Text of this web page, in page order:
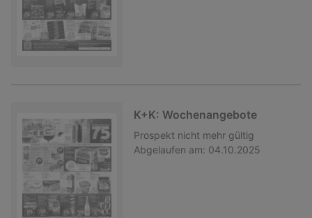
K+K: Wochenangebote
Prospekt nicht mehr gültig
Abgelaufen am: 04.10.2025